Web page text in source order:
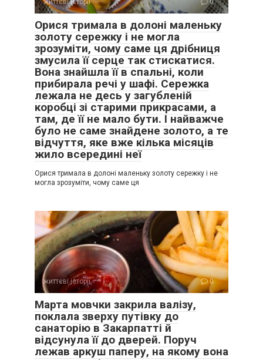
Орися тримала в долоні маленьку
золоту сережку і не могла
зрозуміти, чому саме ця дрібниця
змусила її серце так стискатися.
Вона знайшла її в спальні, коли
прибирала речі у шафі. Сережка
лежала не десь у загубленій
коробці зі старими прикрасами, а
там, де її не мало бути. І найважче
було не саме знайдене золото, а те
відчуття, яке вже кілька місяців
жило всередині неї
Орися тримала в долоні маленьку золоту сережку і не
могла зрозуміти, чому саме ця
життєві історії 0
Марта мовчки закрила валізу,
поклала зверху путівку до
санаторію в Закарпатті й
відсунула її до дверей. Поруч
лежав аркуш паперу, на якому вона